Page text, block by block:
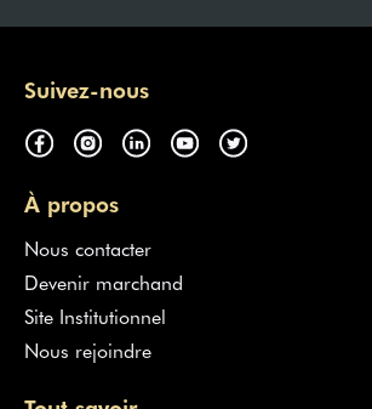
Suivez-nous
À propos
Nous contacter
Devenir marchand
Site Institutionnel
Nous rejoindre